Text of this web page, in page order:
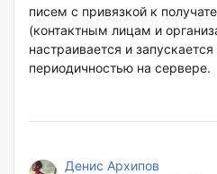
писем с привязкой к
(контактным лицам и
настраивается и
периодичностью на сервере.
Денис Архипов